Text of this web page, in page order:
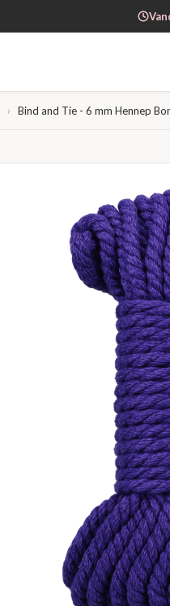
› Bind and Tie - 6 mm Hennep